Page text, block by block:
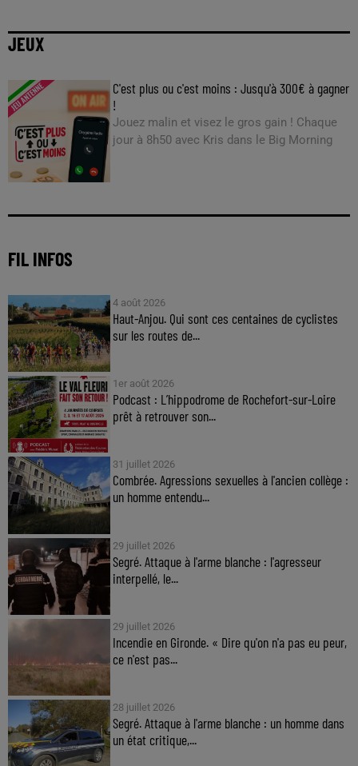
JEUX
C'est plus ou c'est moins : Jusqu'à 300€ à gagner
!
Jouez malin et visez le gros gain ! Chaque
jour à 8h50 avec Kris dans le Big Morning
FIL INFOS
4 août 2026
Haut-Anjou. Qui sont ces centaines de cyclistes
sur les routes de...
1er août 2026
Podcast : L’hippodrome de Rochefort-sur-Loire
prêt à retrouver son...
31 juillet 2026
Combrée. Agressions sexuelles à l'ancien collège :
un homme entendu...
29 juillet 2026
Segré. Attaque à l'arme blanche : l'agresseur
interpellé, le...
29 juillet 2026
Incendie en Gironde. « Dire qu'on n'a pas eu peur,
ce n'est pas...
28 juillet 2026
Segré. Attaque à l'arme blanche : un homme dans
un état critique,...